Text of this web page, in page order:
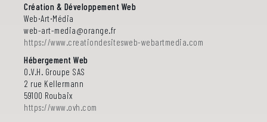
Création & Développement Web
Web·Art·Média
@
https://www.creationdesitesweb-webartmedia.com
Hébergement Web
O.V.H. Groupe SAS
2 rue Kellermann
59100 Roubaix
https://www.ovh.com